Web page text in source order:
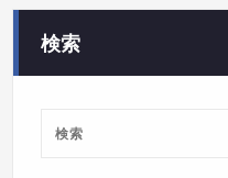
ー
検索